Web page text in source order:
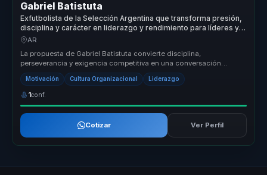
Gabriel Batistuta
Exfutbolista de la Selección Argentina que transforma presión,
disciplina y carácter en liderazgo y rendimiento para líderes y
equipos.
AR
La propuesta de Gabriel Batistuta convierte disciplina,
perseverancia y exigencia competitiva en una conversación
aplicable al negocio. P...
Motivación Cultura Organizacional Liderazgo
1conf.
Cotizar Ver Perfil